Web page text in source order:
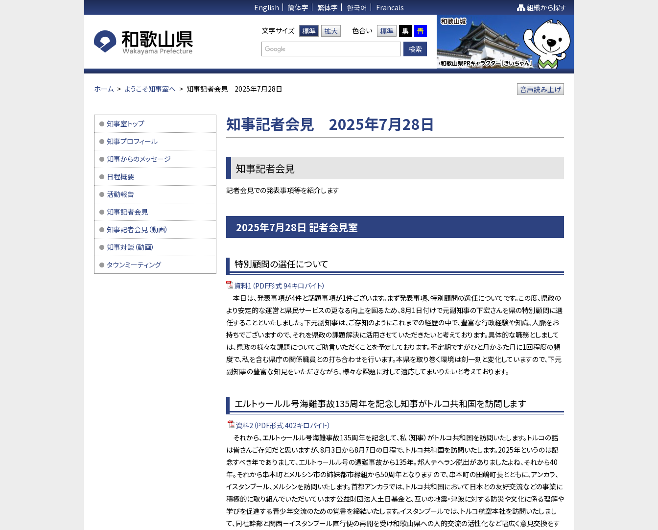
English 簡体字 繁体字 한국어 Francais 組織から探す
文字サイズ 標準 拡大 色合い 標準 黒 青
ホーム > ようこそ知事室へ > 知事記者会見 2025年7月28日 音声読み上げ
知事記者会見 2025年7月28日
知事記者会見
記者会見での発表事項等を紹介します
2025年7月28日 記者会見室
特別顧問の選任について
資料1（PDF形式 94キロバイト）
本日は、発表事項が4件と話題事項が1件ございます。まず発表事項、特別顧問の選任についてです。この度、県政の
より安定的な運営と県民サービスの更なる向上を図るため、8月1日付けで元副知事の下宏さんを県の特別顧問に選
任することといたしました。下元副知事は、ご存知のようにこれまでの経歴の中で、豊富な行政経験や知識、人脈をお
持ちでございますので、それを県政の課題解決に活用させていただきたいと考えております。具体的な職務としまして
は、県政の様々な課題についてご助言いただくことを予定しております。不定期ですがひと月かふた月に1回程度の頻
度で、私を含む県庁の関係職員との打ち合わせを行います。本県を取り巻く環境は刻一刻と変化していますので、下元
副知事の豊富な知見をいただきながら、様々な課題に対して適応してまいりたいと考えております。
エルトゥールル号海難事故135周年を記念し知事がトルコ共和国を訪問します
資料2（PDF形式 402キロバイト）
それから、エルトゥールル号海難事故135周年を記念して、私（知事）がトルコ共和国を訪問いたします。トルコの話
は皆さんご存知だと思いますが、8月3日から8月7日の日程で、トルコ共和国を訪問いたします。2025年というのは記
念すべき年でありまして、エルトゥールル号の遭難事故から135年。邦人テヘラン脱出がありましたよね、それから40
年。それから串本町とメルシン市の姉妹都市縁組から50周年となりますので、串本町の田嶋町長とともに、アンカラ、
イスタンブール、メルシンを訪問いたします。首都アンカラでは、トルコ共和国において日本との友好交流などの事業に
積極的に取り組んでいただいています公益財団法人土日基金と、互いの地震・津波に対する防災や文化に係る理解や
学びを促進する青少年交流のための覚書を締結いたします。イスタンブールでは、トルコ航空本社を訪問いたしまし
て、同社幹部と関西－イスタンブール直行便の再開を受け和歌山県への人的交流の活性化など幅広く意見交換をす
知事室トップ
知事プロフィール
知事からのメッセージ
日程概要
活動報告
知事記者会見
知事記者会見（動画）
知事対談（動画）
タウンミーティング